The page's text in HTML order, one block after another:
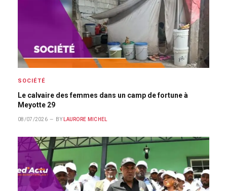
SOCIÉTÉ
Le calvaire des femmes dans un camp de fortune à
Meyotte 29
08/07/2026 BY LAURORE MICHEL